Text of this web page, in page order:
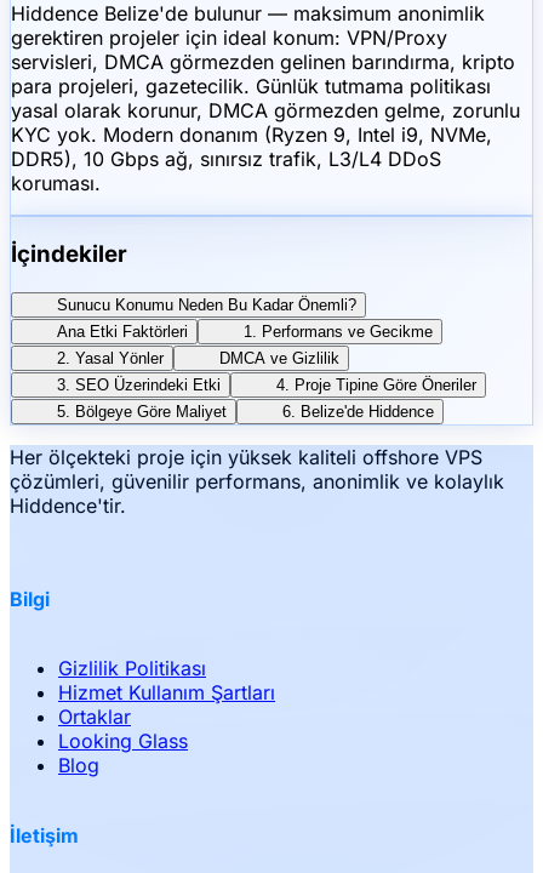
Hiddence Belize'de bulunur — maksimum anonimlik
gerektiren projeler için ideal konum: VPN/Proxy
servisleri, DMCA görmezden gelinen barındırma, kripto
para projeleri, gazetecilik. Günlük tutmama politikası
yasal olarak korunur, DMCA görmezden gelme, zorunlu
KYC yok. Modern donanım (Ryzen 9, Intel i9, NVMe,
DDR5), 10 Gbps ağ, sınırsız trafik, L3/L4 DDoS
koruması.
İçindekiler
Sunucu Konumu Neden Bu Kadar Önemli?
Ana Etki Faktörleri
1. Performans ve Gecikme
2. Yasal Yönler
DMCA ve Gizlilik
3. SEO Üzerindeki Etki
4. Proje Tipine Göre Öneriler
5. Bölgeye Göre Maliyet
6. Belize'de Hiddence
Her ölçekteki proje için yüksek kaliteli offshore VPS
çözümleri, güvenilir performans, anonimlik ve kolaylık
Hiddence'tir.
Bilgi
Gizlilik Politikası
Hizmet Kullanım Şartları
Ortaklar
Looking Glass
Blog
İletişim